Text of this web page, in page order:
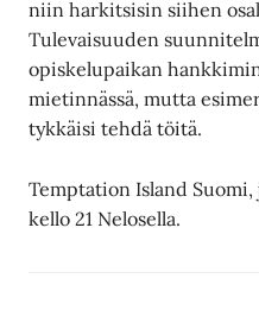
niin harkitsisin siihen
Tulevaisuuden
opiskelupaikan
mietinnässä, mutta
tykkäisi tehdä töitä.
Temptation Island Suomi,
kello 21 Nelosella.